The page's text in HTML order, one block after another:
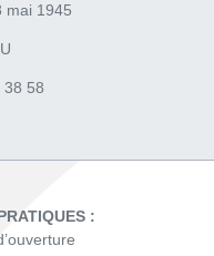
mai 1945
38 58
: